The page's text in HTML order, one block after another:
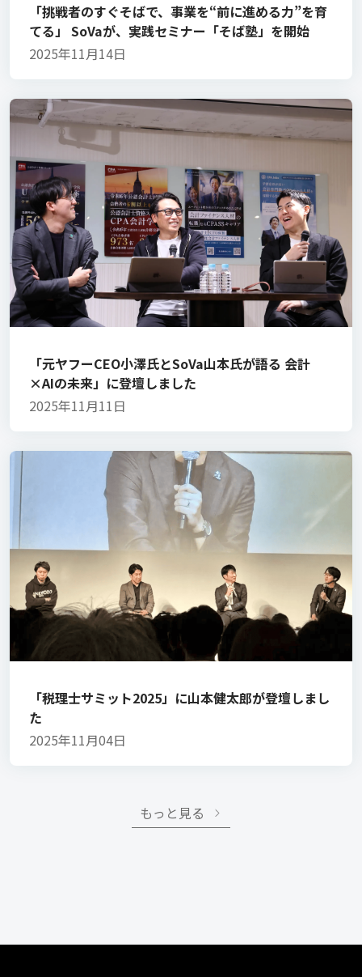
「挑戦者のすぐそばで、事業を“前に進める力”を育
てる」 SoVaが、実践セミナー「そば塾」を開始
2025年11月14日
「元ヤフーCEO小澤氏とSoVa山本氏が語る 会計
×AIの未来」に登壇しました
2025年11月11日
「税理士サミット2025」に山本健太郎が登壇しまし
た
2025年11月04日
もっと見る